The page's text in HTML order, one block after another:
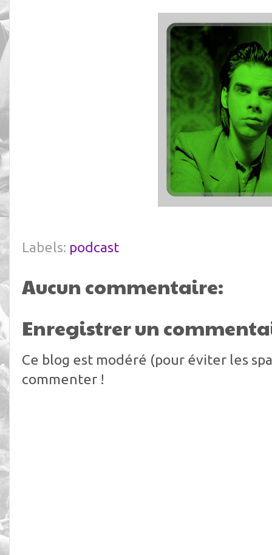
Labels: podcast
Aucun commentaire:
Enregistrer un
Ce blog est modéré (pour éviter les
commenter !